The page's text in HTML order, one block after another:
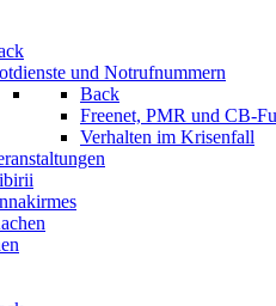
und Notrufnummern
Back
Freenet, PMR und CB-
Verhalten im Krisenfall